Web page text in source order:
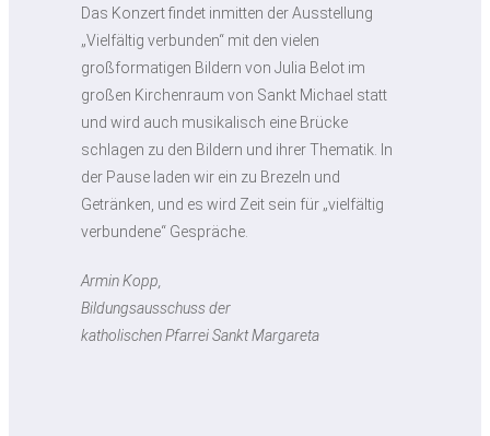
Das Konzert findet inmitten der Ausstellung
„Vielfältig verbunden“ mit den vielen
großformatigen Bildern von Julia Belot im
großen Kirchenraum von Sankt Michael statt
und wird auch musikalisch eine Brücke
schlagen zu den Bildern und ihrer Thematik. In
der Pause laden wir ein zu Brezeln und
Getränken, und es wird Zeit sein für „vielfältig
verbundene“ Gespräche.
Armin Kopp,
Bildungsausschuss der
katholischen Pfarrei Sankt Margareta